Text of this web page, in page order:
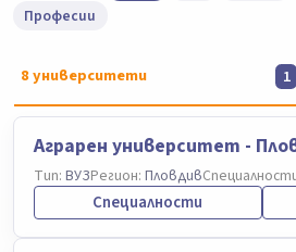
Професии
8университети 1
Аграрен университет -
Тип: ВУЗРегион: Пловдив
Специалности